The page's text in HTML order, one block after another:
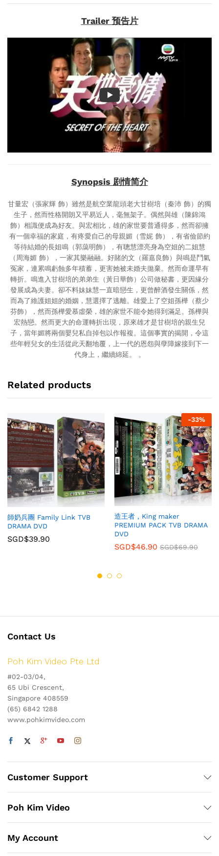
Trailer 预告片
Synopsis 剧情简介
甘量宏（張家輝 飾）雖然是航空業龍頭老大甘樹培（秦沛 飾）的獨
生子，然而性格開朗又平易近人，毫無架子。偶然與雄（陳錦鴻
飾）相識便成為好友。與宏相比，雄的家世要普通得多，然而卻擁
有一個幸福的家庭，有疼愛自己的母親媚（雪妮 飾），有省儉節約
等待結婚的長姐鳴（郭藹明飾），有聰慧漂亮身為空姐的二姐慧
（周海媚 飾），一家其樂融融。好賭的文（羅嘉良飾）與鳴是鬥氣
冤家，連累鳴虧蝕多年積蓄，更害她被未婚夫拋棄。然而命運早有
轉折。鳴進入甘樹培的弟弟生（黃日華飾）公司做秘書，更因緣分
發展成為夫妻。卻不料妹妹慧一直暗戀生，更曾醉酒發生關係，然
而為了維護姐姐的婚姻，慧選擇了逃離。雄愛上了空姐孫樺（蔡少
芬飾），然而孫樺愛慕虛榮，雄的家世不能令她得到滿足。孫樺與
宏熱戀。然而更大的命運轉折出現，原來雄才是甘樹培的親生兒
子，當年媚將兩個嬰兒私自掉包以作報複。這個事實的揭開，令這
些年輕兒女的生活從此天翻地覆，上一代的恩怨與孽障嫁接到下一
代身上，繼續綿延。 。
Related products
師奶兵團 Family Link TVB
DRAMA DVD
SGD$39.90
-33%
造王者 , King maker
PREMIUM PACK TVB DRAMA
DVD
SGD$46.90 SGD$69.90
Contact Us
Poh Kim Video Pte Ltd
#02-03/04,
65 Ubi Crescent,
Singapore 408559
(65) 6842 1288
www.pohkimvideo.com
Customer Support
Poh Kim Video
My Account